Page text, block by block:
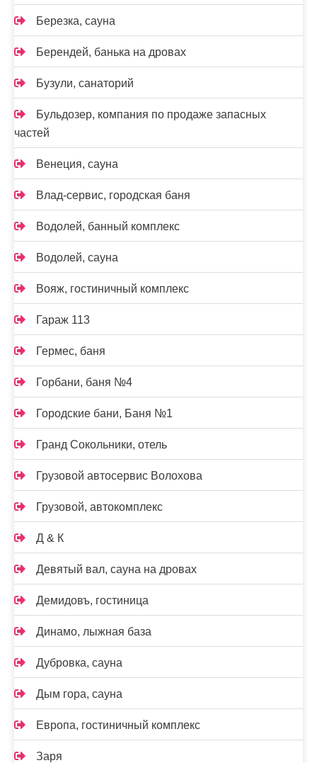
Березка, сауна
Берендей, банька на дровах
Бузули, санаторий
Бульдозер, компания по продаже запасных
частей
Венеция, сауна
Влад-сервис, городская баня
Водолей, банный комплекс
Водолей, сауна
Вояж, гостиничный комплекс
Гараж 113
Гермес, баня
Горбани, баня №4
Городские бани, Баня №1
Гранд Сокольники, отель
Грузовой автосервис Волохова
Грузовой, автокомплекс
Д & К
Девятый вал, сауна на дровах
Демидовъ, гостиница
Динамо, лыжная база
Дубровка, сауна
Дым гора, сауна
Европа, гостиничный комплекс
Заря